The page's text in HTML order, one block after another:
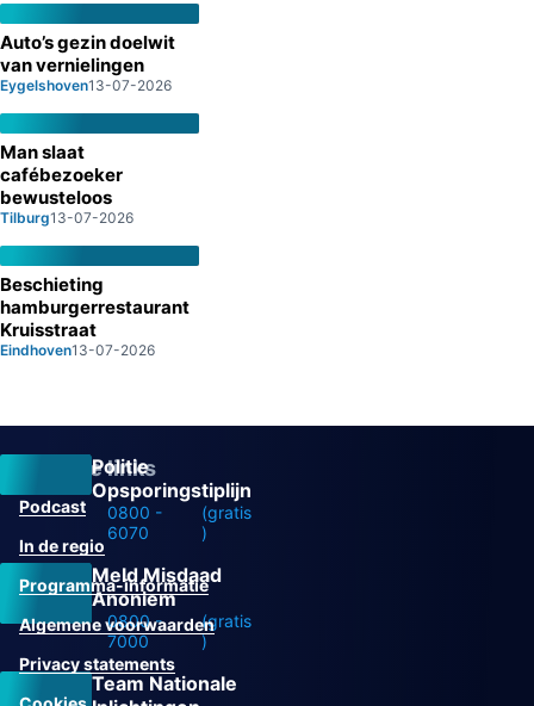
Auto’s gezin doelwit
van vernielingen
Eygelshoven13-07-2026
Man slaat
cafébezoeker
bewusteloos
Tilburg13-07-2026
Beschieting
hamburgerrestaurant
Kruisstraat
Eindhoven13-07-2026
Politie
Opsporingstiplijn
0800 -
6070
(gratis
)
Meld Misdaad
Anoniem
0800 -
7000
(gratis
)
Team Nationale
Overige links
Podcast
In de regio
Programma-informatie
Algemene voorwaarden
Privacy statements